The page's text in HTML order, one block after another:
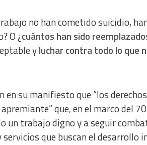
no han cometido suicidio,
O ¿cuántos han sido
yluchar contra todo lo que
su manifiesto que “los
que, en el marco del
un trabajo digno y a seguir
que buscan el desarrollo